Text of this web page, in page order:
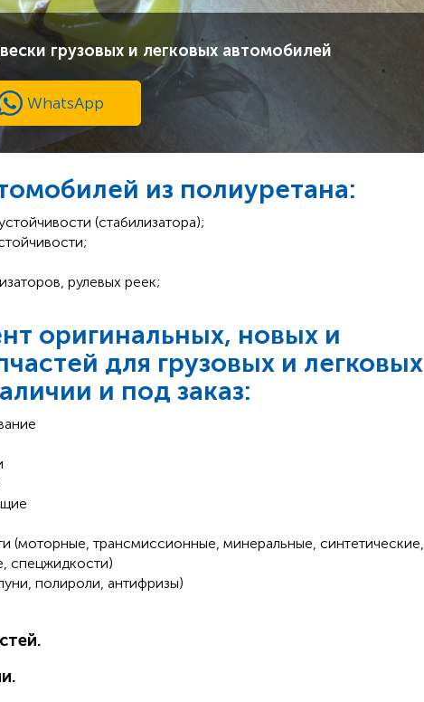
грузовых и легковых автомобилей
WhatsApp
из полиуретана:
(стабилизатора);
рулевых реек;
оригинальных, новых и
для грузовых и легковых
и под заказ:
(моторные, трансмиссионные, минеральные, синтетические,
спецжидкости)
полироли, антифризы)